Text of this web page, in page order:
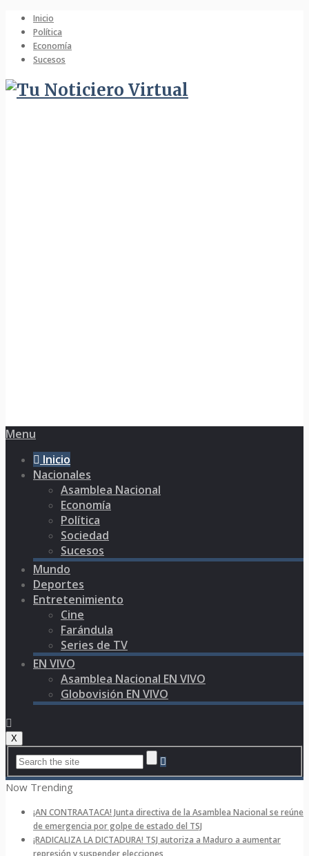
Inicio
Política
Economía
Sucesos
Menu
Inicio
Nacionales
Asamblea Nacional
Economía
Política
Sociedad
Sucesos
Mundo
Deportes
Entretenimiento
Cine
Farándula
Series de TV
EN VIVO
Asamblea Nacional EN VIVO
Globovisión EN VIVO
X
Now Trending
¡AN CONTRAATACA! Junta directiva de la Asamblea Nacional se reúne
de emergencia por golpe de estado del TSJ
¡RADICALIZA LA DICTADURA! TSJ autoriza a Maduro a aumentar